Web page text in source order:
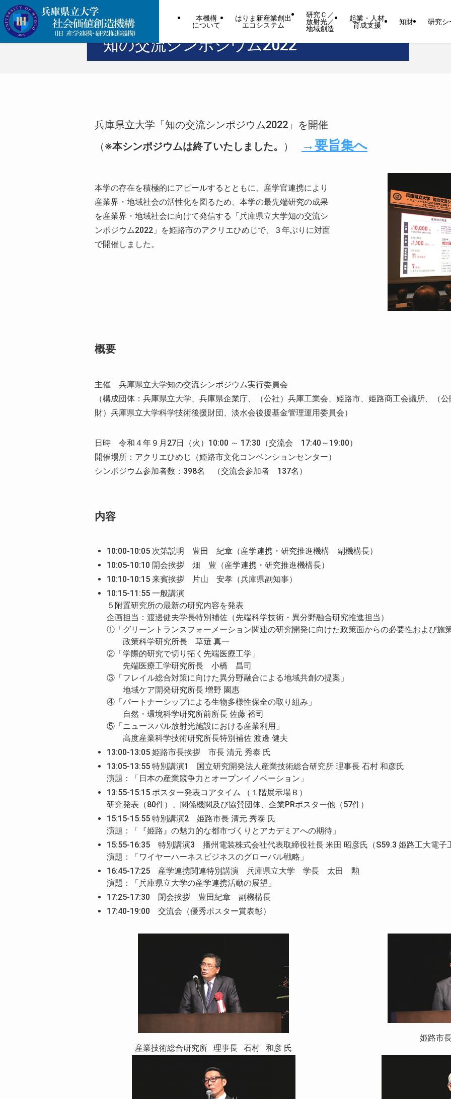
本機構
について
はりま新産業創出
エコシステム
研究Ｃ／
放射光／
地域創造
起業・人材
育成支援
知財 研究シ
ホーム 知の交流シンポジウム2022
知の交流シンポジウム2022
兵庫県立大学「知の交流シンポジウム2022」を開催
（※本シンポジウムは終了いたしました。 ） →要旨集へ
本学の存在を積極的にアピールするとともに、産学官連携により
産業界・地域社会の活性化を図るため、本学の最先端研究の成果
を産業界・地域社会に向けて発信する「兵庫県立大学知の交流シ
ンポジウム2022」を姫路市のアクリエひめじで、３年ぶりに対面
で開催しました。
概要
主催 兵庫県立大学知の交流シンポジウム実行委員会
（構成団体：兵庫県立大学、兵庫県企業庁、（公社）兵庫工業会、姫路市、姫路商工会議所、（
財）兵庫県立大学科学技術後援財団、淡水会後援基金管理運用委員会）
日時 令和４年９月27日（火）10:00 ～ 17:30（交流会 17:40～19:00）
開催場所：アクリエひめじ（姫路市文化コンベンションセンター）
シンポジウム参加者数：398名 （交流会参加者 137名）
内容
10:00-10:05 次第説明 豊田 紀章（産学連携・研究推進機構 副機構長）
10:05-10:10 開会挨拶 畑 豊（産学連携・研究推進機構長）
10:10-10:15 来賓挨拶 片山 安孝（兵庫県副知事）
10:15-11:55 一般講演
５附置研究所の最新の研究内容を発表
企画担当：渡邊健夫学長特別補佐（先端科学技術・異分野融合研究推進担当）
①「グリーントランスフォーメーション関連の研究開発に向けた政策面からの必要性および施
政策科学研究所長 草薙 真一
②「学際的研究で切り拓く先端医療工学」
先端医療工学研究所長 小橋 昌司
③「フレイル総合対策に向けた異分野融合による地域共創の提案」
地域ケア開発研究所長 増野 園惠
④「パートナーシップによる生物多様性保全の取り組み」
自然・環境科学研究所前所長 佐藤 裕司
⑤「ニュースバル放射光施設における産業利用」
高度産業科学技術研究所長特別補佐 渡邊 健夫
13:00-13:05 姫路市長挨拶 市長 清元 秀泰 氏
13:05-13:55 特別講演1 国立研究開発法人産業技術総合研究所 理事長 石村 和彦氏
演題：「日本の産業競争力とオープンイノベーション」
13:55-15:15 ポスター発表コアタイム （１階展示場Ｂ）
研究発表（80件）、関係機関及び協賛団体、企業PRポスター他（57件）
15:15-15:55 特別講演2 姫路市長 清元 秀泰 氏
演題：「『姫路』の魅力的な都市づくりとアカデミアへの期待」
15:55-16:35 特別講演3 播州電装株式会社代表取締役社長 米田 昭彦氏（S59.3 姫路工大電子
演題：「ワイヤーハーネスビジネスのグローバル戦略」
16:45-17:25 産学連携関連特別講演 兵庫県立大学 学長 太田 勲
演題：「兵庫県立大学の産学連携活動の展望」
17:25-17:30 閉会挨拶 豊田紀章 副機構長
17:40-19:00 交流会（優秀ポスター賞表彰）
産業技術総合研究所 理事長 石村 和彦 氏
姫路市